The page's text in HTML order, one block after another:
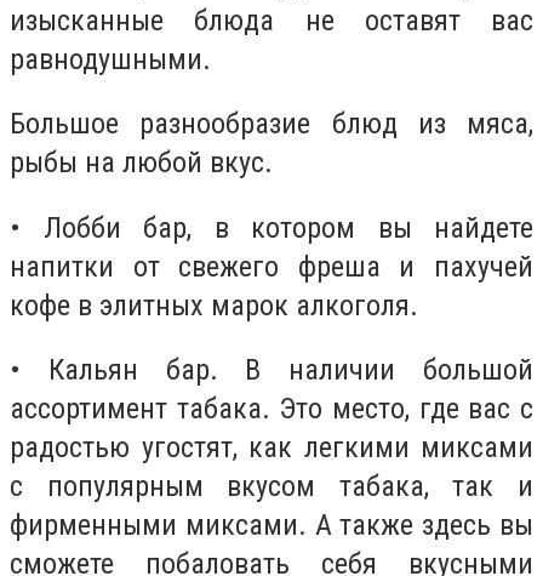
изысканные блюда не оставят вас
равнодушными.
Большое разнообразие блюд из мяса,
рыбы на любой вкус.
• Лобби бар, в котором вы найдете
напитки от свежего фреша и пахучей
кофе в элитных марок алкоголя.
• Кальян бар. В наличии большой
ассортимент табака. Это место, где вас с
радостью угостят, как легкими миксами
с популярным вкусом табака, так и
фирменными миксами. А также здесь вы
сможете побаловать себя вкусными